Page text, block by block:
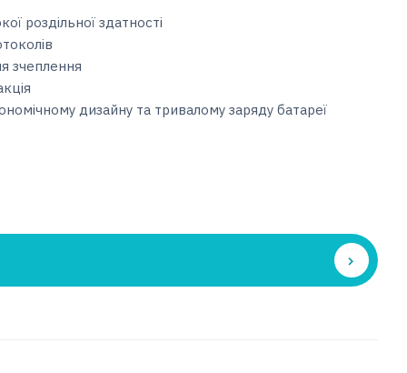
роздільної здатності
зчеплення
дизайну та тривалому заряду батареї